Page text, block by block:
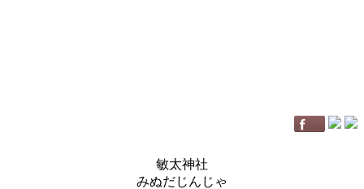
敏太神社
みぬだじんじゃ